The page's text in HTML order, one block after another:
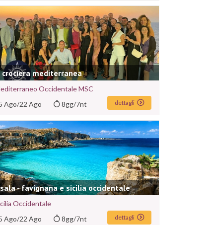
crociera mediterranea
Occidentale MSC
Ago/22 Ago 8gg/7nt dettagli
- favignana e sicilia occidentale
Occidentale
Ago/22 Ago 8gg/7nt dettagli